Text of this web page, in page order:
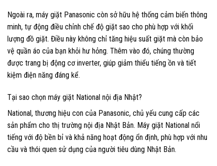
Ngoài ra, máy giặt Panasonic còn sở hữu hệ thống cảm biến thông
minh, tự động điều chỉnh chế độ giặt sao cho phù hợp với khối
lượng đồ giặt. Điều này không chỉ tăng hiệu suất giặt mà còn bảo
vệ quần áo của bạn khỏi hư hỏng. Thêm vào đó, chúng thường
được trang bị động cơ inverter, giúp giảm thiểu tiếng ồn và tiết
kiệm điện năng đáng kể.
Tại sao chọn máy giặt National nội địa Nhật?
National, thương hiệu con của Panasonic, chủ yếu cung cấp các
sản phẩm cho thị trường nội địa Nhật Bản. Máy giặt National nổi
tiếng với độ bền bỉ và khả năng hoạt động ổn định, phù hợp với nhu
cầu và thói quen sử dụng của người tiêu dùng Nhật Bản.